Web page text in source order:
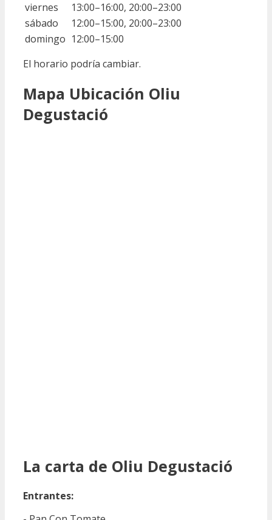
viernes
13:00–16:00, 20:00–23:00
sábado
12:00–15:00, 20:00–23:00
domingo 12:00–15:00
El horario podría cambiar.
Mapa Ubicación Oliu
Degustació
La carta de Oliu Degustació
Entrantes: